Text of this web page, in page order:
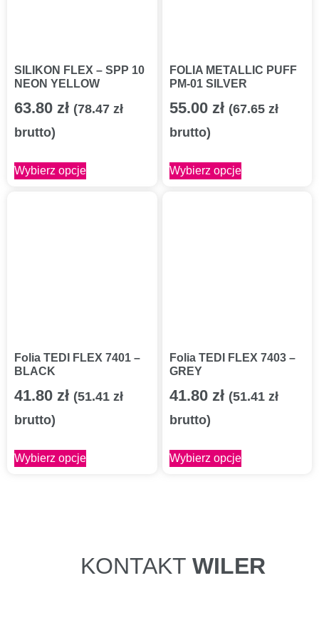
SILIKON FLEX – SPP 10
NEON YELLOW
63.80 zł (78.47 zł
brutto)
Wybierz opcje
FOLIA METALLIC PUFF
PM-01 SILVER
55.00 zł (67.65 zł
brutto)
Wybierz opcje
Folia TEDI FLEX 7401 –
BLACK
41.80 zł (51.41 zł
brutto)
Wybierz opcje
Folia TEDI FLEX 7403 –
GREY
41.80 zł (51.41 zł
brutto)
Wybierz opcje
KONTAKT WILER